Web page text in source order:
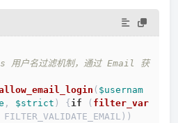
户名过滤机制，通过 Email 获
( $usernam
, $strict ) { if ( filter_var